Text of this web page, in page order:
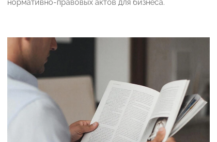
нормативно-правовых актов для бизнеса.